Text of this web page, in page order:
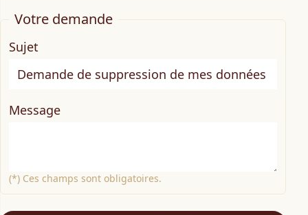
Votre demande
Sujet
Message
(*) Ces champs sont obligatoires.